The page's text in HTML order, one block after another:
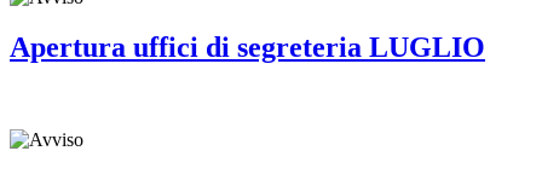
Apertura uffici di segreteria LUGLIO